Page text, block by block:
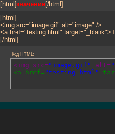
[html]значение[/html]
[html]
<img src="image.gif" alt="image" />
<a href="testing.html"
[/html]
Код HTML:
<img src= "image.gif" alt=
<a href= "testing.html"